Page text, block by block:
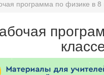
программа по физике в